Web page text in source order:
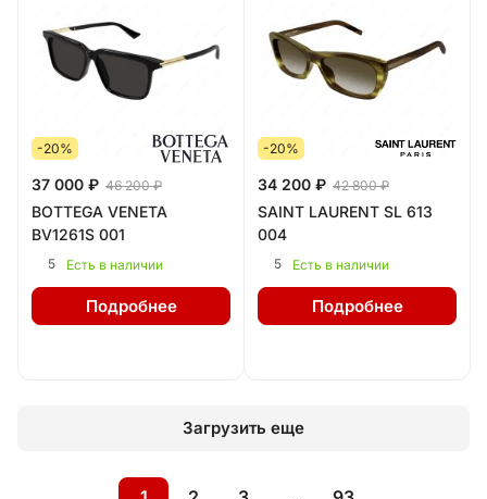
-20%
37 000 ₽ 46 200 ₽
BOTTEGA VENETA
BV1261S 001
5 Есть в наличии
Подробнее
-20%
34 200 ₽ 42 800 ₽
SAINT LAURENT SL 613
004
5 Есть в наличии
Подробнее
Загрузить еще